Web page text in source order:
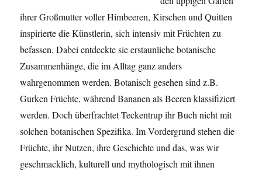
ihrer Großmutter voller Himbeeren, Kirschen und Quitten
inspirierte die Künstlerin, sich intensiv mit Früchten zu
befassen. Dabei entdeckte sie erstaunliche botanische
Zusammenhänge, die im Alltag ganz anders
wahrgenommen werden. Botanisch gesehen sind z.B.
Gurken Früchte, während Bananen als Beeren klassifiziert
werden. Doch überfrachtet Teckentrup ihr Buch nicht mit
solchen botanischen Spezifika. Im Vordergrund stehen die
Früchte, ihr Nutzen, ihre Geschichte und das, was wir
geschmacklich, kulturell und mythologisch mit ihnen